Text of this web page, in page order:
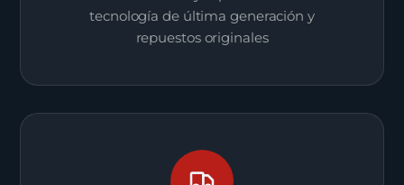
tecnología de última generación y
repuestos originales